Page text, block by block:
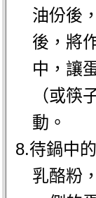
油份後
後，將
中，讓
（或筷
動。
8.待鍋中
乳酪粉